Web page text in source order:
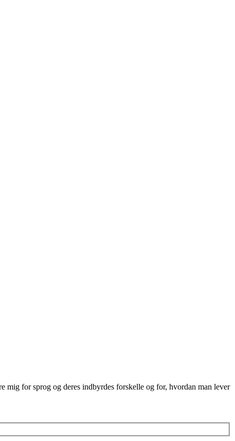
for sprog og deres indbyrdes forskelle og for, hvordan man lever